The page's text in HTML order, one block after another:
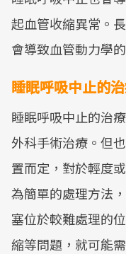
起血管收縮異常。
會導致血管動力學
睡眠呼吸中止的
睡眠呼吸中止的治
外科手術治療。但
置而定，對於輕度
為簡單的處理方法
塞位於較難處理的
縮等問題，就可能